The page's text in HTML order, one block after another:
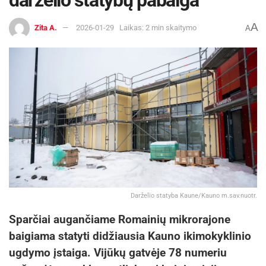
Zita A. 2026-01-29 Laikas: 2 min skaitymo AA
Darželio statyba Kaune/Kauno m.sav.nuotr.
Sparčiai augančiame Romainių mikrorajone
baigiama statyti didžiausia Kauno ikimokyklinio
ugdymo įstaiga. Vijūkų gatvėje 78 numeriu